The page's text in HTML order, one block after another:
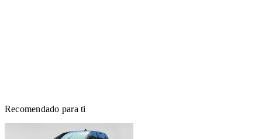
Recomendado para ti